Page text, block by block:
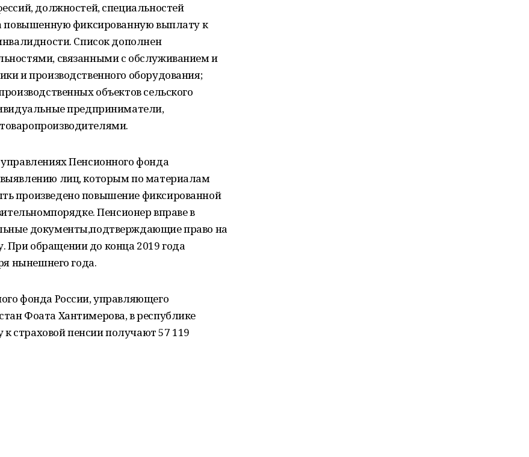
должностей, специальностей
повышенную фиксированную выплату к
Список дополнен
связанными с обслуживанием и
и производственного оборудования;
объектов сельского
предприниматели,
Пенсионного фонда
лиц, которым по материалам
произведено повышение фиксированной
Пенсионер вправе в
документы,подтверждающие право на
обращении до конца 2019 года
нынешнего года.
фонда России, управляющего
Фоата Хантимерова, в республике
страховой пенсии получают 57 119